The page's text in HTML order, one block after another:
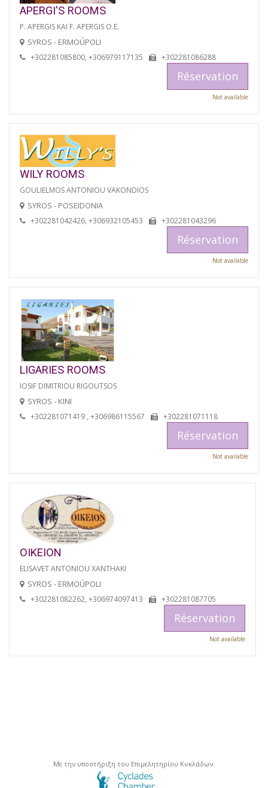
APERGI'S ROOMS
P. APERGIS KAI F. APERGIS O.E.
SYROS - ERMOÚPOLI
+302281085800, +306979117135 +302281086288
Réservation
Not available
WILY ROOMS
GOULIELMOS ANTONIOU VAKONDIOS
SYROS - POSEIDONIA
+302281042426, +306932105453 +302281043296
Réservation
Not available
LIGARIES ROOMS
IOSIF DIMITRIOU RIGOUTSOS
SYROS - KINI
+302281071419 , +306986115567 +302281071118
Réservation
Not available
OIKEION
ELISAVET ANTONIOU XANTHAKI
SYROS - ERMOÚPOLI
+302281082262, +306974097413 +302281087705
Réservation
Not available
Με την υποστήριξη του Επιμελητηρίου Κυκλάδων.